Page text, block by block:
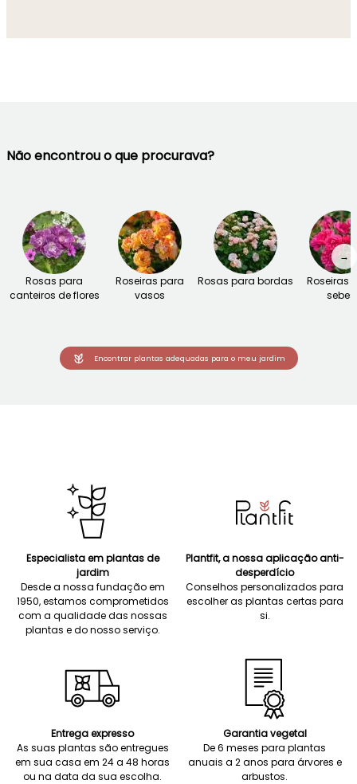
Não encontrou o que procurava?
Rosas para
canteiros de flores
Roseiras para
vasos
Rosas para bordas
Roseiras
sebes
→
Encontrar plantas adequadas para o meu jardim
Especialista em plantas de
jardim
Desde a nossa fundação em
1950, estamos comprometidos
com a qualidade das nossas
plantas e do nosso serviço.
Plantfit, a nossa aplicação anti-
desperdício
Conselhos personalizados para
escolher as plantas certas para
si.
Entrega expresso
As suas plantas são entregues
em sua casa em 24 a 48 horas
ou na data da sua escolha.
Garantia vegetal
De 6 meses para plantas
anuais a 2 anos para árvores e
arbustos.